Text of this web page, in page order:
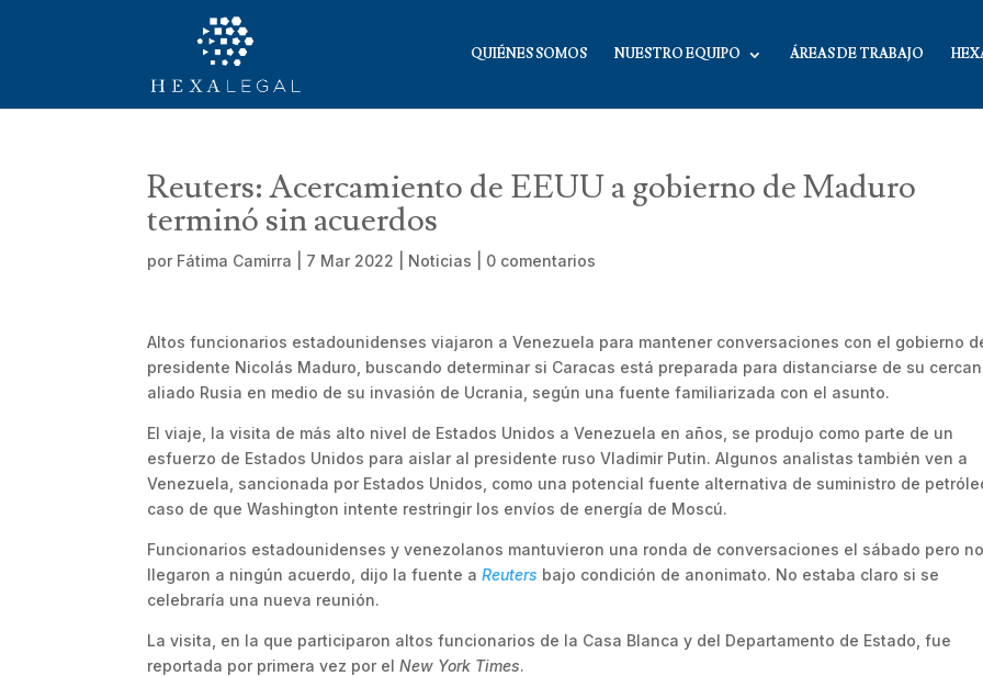
QUIÉNES SOMOS NUESTRO EQUIPO ÁREAS DE TRABAJO
Reuters: Acercamiento de EEUU a gobierno de Maduro
terminó sin acuerdos
por Fátima Camirra 7 Mar 2022 Noticias 0 comentarios
Altos funcionarios estadounidenses viajaron a Venezuela para mantener conversaciones con el gobierno
presidente Nicolás Maduro, buscando determinar si Caracas está preparada para distanciarse de su
aliado Rusia en medio de su invasión de Ucrania, según una fuente familiarizada con el asunto.
El viaje, la visita de más alto nivel de Estados Unidos a Venezuela en años, se produjo como parte de un
esfuerzo de Estados Unidos para aislar al presidente ruso Vladimir Putin. Algunos analistas también ven a
Venezuela, sancionada por Estados Unidos, como una potencial fuente alternativa de suministro de
caso de que Washington intente restringir los envíos de energía de Moscú.
Funcionarios estadounidenses y venezolanos mantuvieron una ronda de conversaciones el sábado pero
llegaron a ningún acuerdo, dijo la fuente aReuters bajo condición de anonimato. No estaba claro si se
celebraría una nueva reunión.
La visita, en la que participaron altos funcionarios de la Casa Blanca y del Departamento de Estado, fue
reportada por primera vez por elNew York Times.